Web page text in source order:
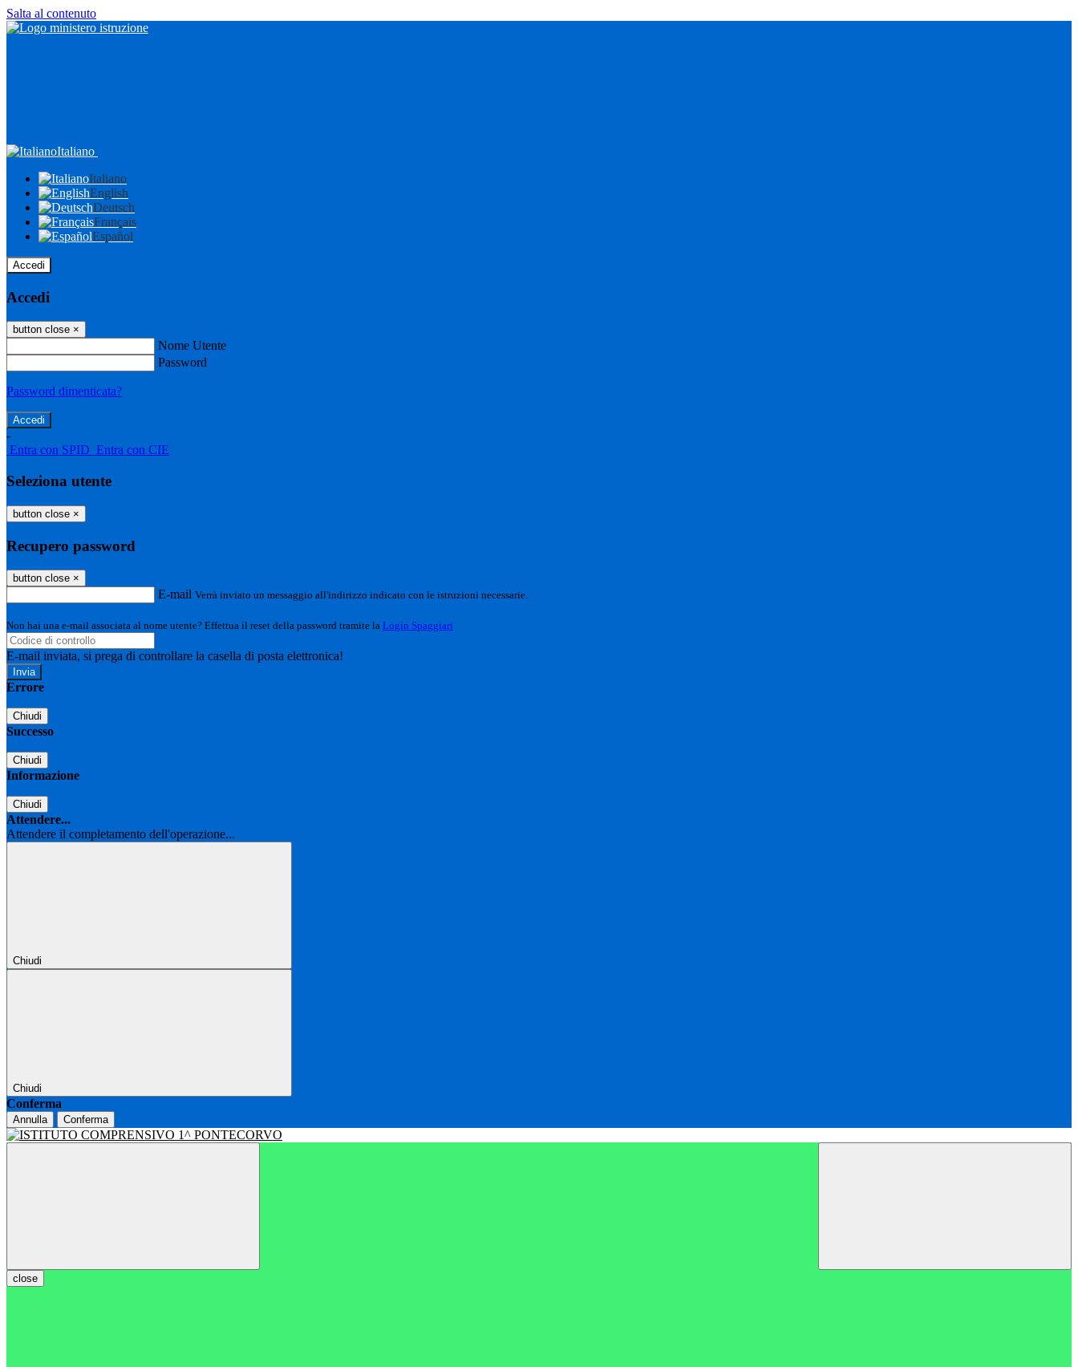
Salta al contenuto
Italiano
Italiano
English
Deutsch
Français
Español
Accedi
Accedi
button close ×
Nome Utente
Password
Password dimenticata?
-
Entra con SPID Entra con CIE
Seleziona utente
button close ×
Recupero password
button close ×
E-mail Verrà inviato un messaggio all'indirizzo indicato con le istruzioni necessarie.
Non hai una e-mail associata al nome utente? Effettua il reset della password tramite la Login Spaggiari
E-mail inviata, si prega di controllare la casella di posta elettronica!
Errore
Chiudi
Successo
Chiudi
Informazione
Chiudi
Attendere...
Attendere il completamento dell'operazione...
Chiudi
Chiudi
Conferma
Annulla Conferma
close